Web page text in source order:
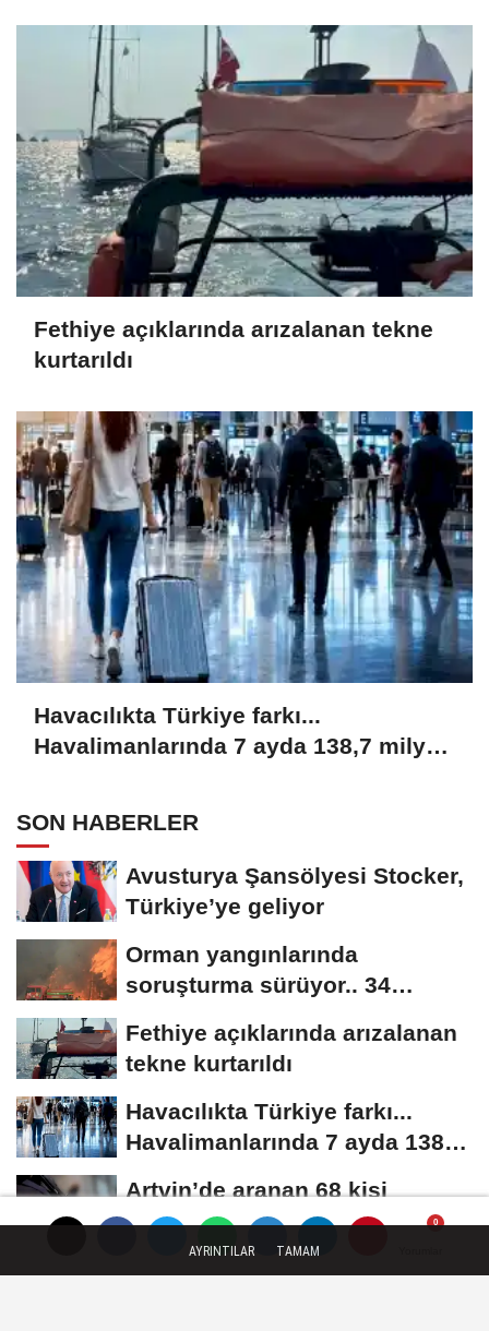
Fethiye açıklarında arızalanan tekne
kurtarıldı
Havacılıkta Türkiye farkı...
Havalimanlarında 7 ayda 138,7 milyon
SON HABERLER
Avusturya Şansölyesi Stocker,
Türkiye’ye geliyor
Orman yangınlarında
soruşturma sürüyor.. 34
Fethiye açıklarında arızalanan
tekne kurtarıldı
Havacılıkta Türkiye farkı...
Havalimanlarında 7 ayda 138,7
Artvin’de aranan 68 kişi
yakalandı
AYRINTILAR TAMAM